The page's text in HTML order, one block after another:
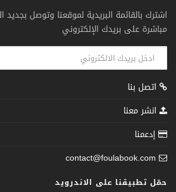
اشترك بالقائمة البريدية لموقعنا وتوصل
مباشرة على بريدك الإلكتروني
اتصل بنا
انشر معنا
إدعمنا
contact@foulabook.com
حمّل تطبيقنا على الاندرويد